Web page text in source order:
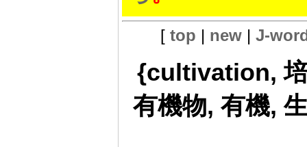
[ top | new| J-
{cultivation,
有機物, 有機,